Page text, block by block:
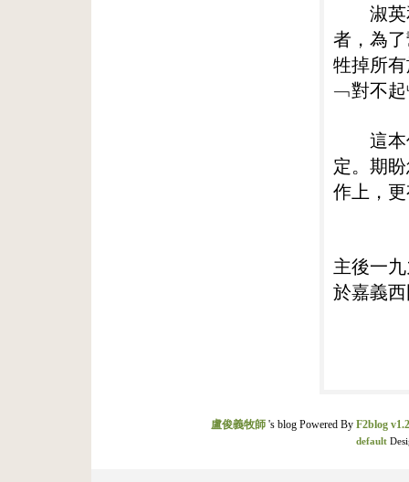
淑英
者，為
牲掉所
﹁對不
這本
定。期
作上，
主後一
於嘉義
盧俊義牧師's blog Powered By F2blog
default